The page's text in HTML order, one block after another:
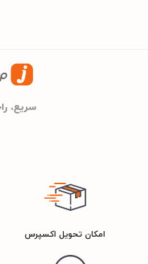
سریع،
امکان تحویل اکسپرس